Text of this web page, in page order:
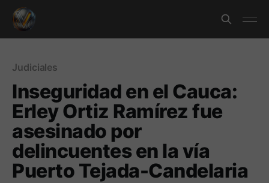
Judiciales
Inseguridad en el Cauca:
Erley Ortiz Ramírez fue
asesinado por
delincuentes en la vía
Puerto Tejada-Candelaria